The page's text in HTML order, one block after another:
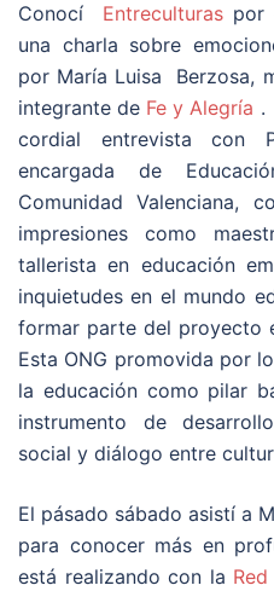
Conocí Entreculturaspor
una charla sobre
por María Luisa Berzosa,
integrante de Fe y Alegría .
cordial entrevista con
encargada de
Comunidad Valenciana,
impresiones como
tallerista en educación
inquietudes en el mundo
formar parte del proyecto
Esta ONG promovida por
la educación como pilar
instrumento de
social y diálogo entre
El pásado sábado asistí a
para conocer más en
está realizando con la